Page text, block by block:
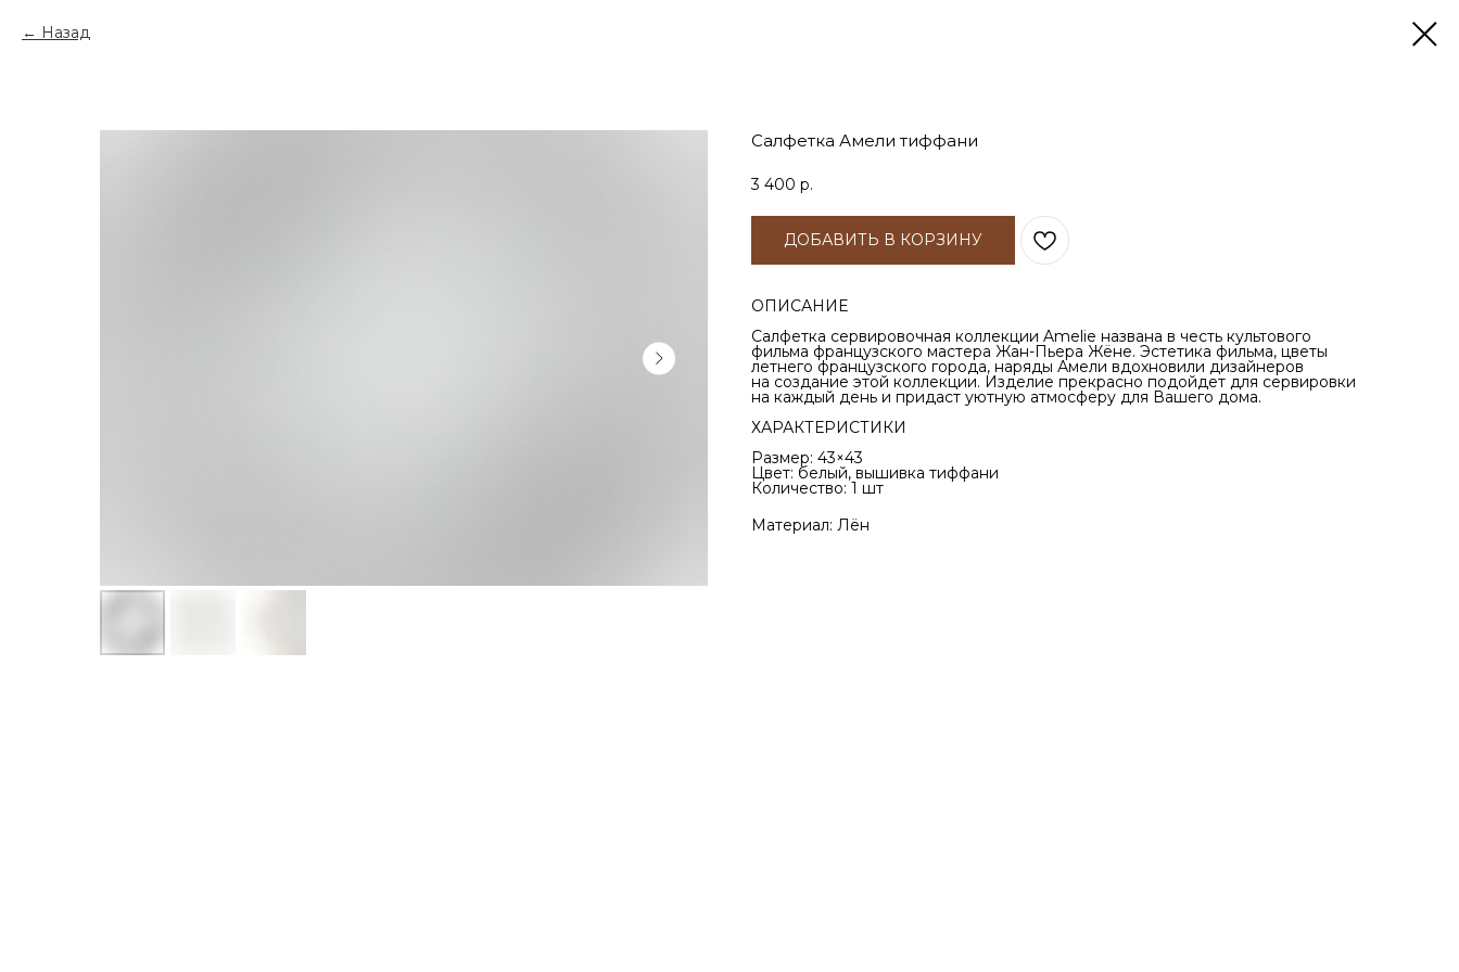
Назад
Салфетка Амели тиффани
3 400 р.
ДОБАВИТЬ В КОРЗИНУ
ОПИСАНИЕ
Салфетка сервировочная коллекции Amelie названа в честь культового
фильма французского мастера Жан-Пьера Жёне. Эстетика фильма, цветы
летнего французского города, наряды Амели вдохновили дизайнеров
на создание этой коллекции. Изделие прекрасно подойдет для сервировки
на каждый день и придаст уютную атмосферу для Вашего дома.
ХАРАКТЕРИСТИКИ
Размер: 43×43
Цвет: белый, вышивка тиффани
Количество: 1 шт
Материал: Лён